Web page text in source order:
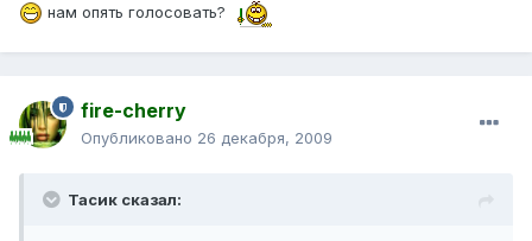
нам опять голосовать?
fire-cherry
Опубликовано 26 декабря, 2009
Тасик сказал: